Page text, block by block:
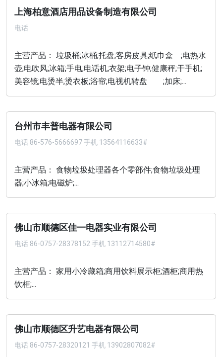
上海柏意酒店用品设备制造有限公司
电话
主营产品： 垃圾桶;冰桶;托盘;客房皮具;纸巾盒 ;电热水
壶;电吹风;冰箱;手电;电话机;衣架;电子钟;健康秤;干手机;
美容镜;电烫半;烫衣板;浴帘;电视机转盘 ;加床;...
台州市丰普电器有限公司
电话 86-576-5666697 手机 13564116633#
主营产品： 食物垃圾处理器各个零部件;食物垃圾处理
器;小冰箱;电磁炉;...
佛山市顺德区佳一电器实业有限公司
电话 86-0757-28378152 手机 13112714580#
主营产品： 家用小冷藏箱;商用饮料展示柜;酒柜;商用热
饮柜;...
佛山市顺德区升艺电器有限公司
电话 86-0757-28320121 手机 13902807082#